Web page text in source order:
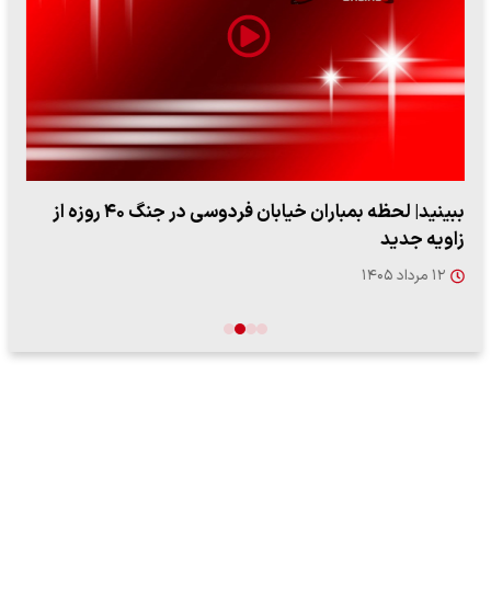
ببینید| لحظه بمباران خیابان فردوسی در جنگ ۴۰ روزه از
زاویه جدید
۱۲ مرداد ۱۴۰۵